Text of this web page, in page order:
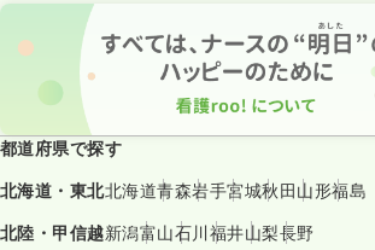
都道府県で探す
北海道・東北北海道青森岩手宮城秋田山形福島
北陸・甲信越新潟富山石川福井山梨長野